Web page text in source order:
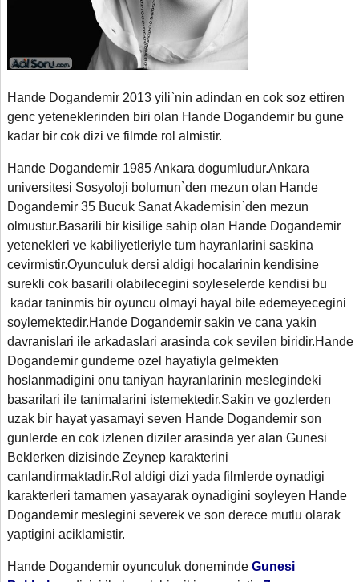
Hande Dogandemir 2013 yili`nin adindan en cok soz ettiren
genc yeteneklerinden biri olan Hande Dogandemir bu gune
kadar bir cok dizi ve filmde rol almistir.
Hande Dogandemir 1985 Ankara dogumludur.Ankara
universitesi Sosyoloji bolumun`den mezun olan Hande
Dogandemir 35 Bucuk Sanat Akademisin`den mezun
olmustur.Basarili bir kisilige sahip olan Hande Dogandemir
yetenekleri ve kabiliyetleriyle tum hayranlarini saskina
cevirmistir.Oyunculuk dersi aldigi hocalarinin kendisine
surekli cok basarili olabilecegini soyleselerde kendisi bu
kadar taninmis bir oyuncu olmayi hayal bile edemeyecegini
soylemektedir.Hande Dogandemir sakin ve cana yakin
davranislari ile arkadaslari arasinda cok sevilen biridir.Hande
Dogandemir gundeme ozel hayatiyla gelmekten
hoslanmadigini onu taniyan hayranlarinin meslegindeki
basarilari ile tanimalarini istemektedir.Sakin ve gozlerden
uzak bir hayat yasamayi seven Hande Dogandemir son
gunlerde en cok izlenen diziler arasinda yer alan Gunesi
Beklerken dizisinde Zeynep karakterini
canlandirmaktadir.Rol aldigi dizi yada filmlerde oynadigi
karakterleri tamamen yasayarak oynadigini soyleyen Hande
Dogandemir meslegini severek ve son derece mutlu olarak
yaptigini aciklamistir.
Hande Dogandemir oyunculuk doneminde Gunesi